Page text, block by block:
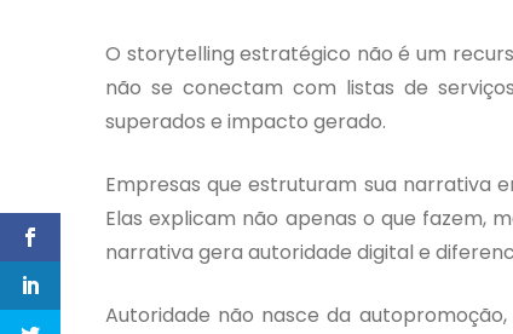
O storytelling estratégico não é um
não se conectam com listas de
superados e impacto gerado.
Empresas que estruturam sua narrativa
Elas explicam não apenas o que fazem,
narrativa gera autoridade digital e
Autoridade não nasce da